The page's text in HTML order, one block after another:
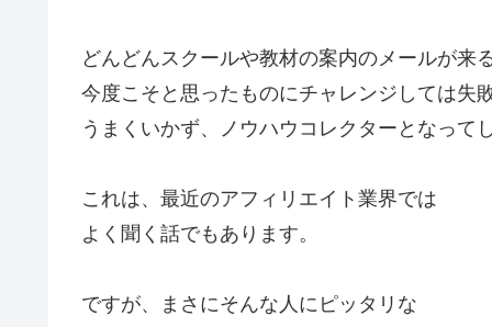
どんどんスクールや教材の案内のメールが来る
今度こそと思ったものにチャレンジしては失
うまくいかず、ノウハウコレクターとなってし
これは、最近のアフィリエイト業界では
よく聞く話でもあります。
ですが、まさにそんな人にピッタリな